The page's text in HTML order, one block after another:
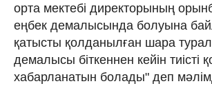
орта мектебі директорының
еңбек демалысында болуына
қатысты қолданылған шара
демалысы біткеннен кейін тиісті
хабарланатын болады" деп